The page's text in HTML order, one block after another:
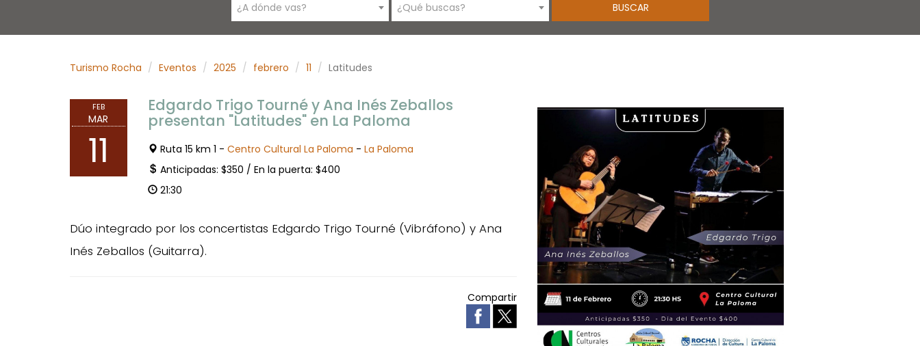
¿A dónde vas? ¿Qué buscas?
Turismo Rocha Eventos 2025 febrero 11 Latitudes
FEB
MAR
11
Edgardo Trigo Tourné y Ana Inés Zeballos
presentan "Latitudes" en La Paloma
Ruta 15 km 1 - Centro Cultural La Paloma - La Paloma
Anticipadas: $350 / En la puerta: $400
21:30
Dúo integrado por los concertistas Edgardo Trigo Tourné (Vibráfono) y Ana
Inés Zeballos (Guitarra).
Compartir